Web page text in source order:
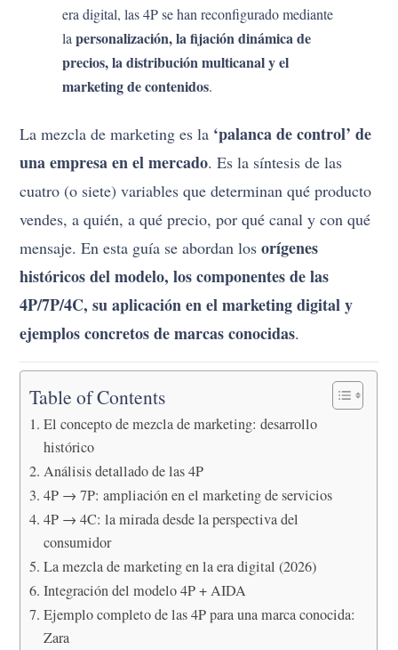
era digital, las 4P se han reconfigurado mediante
lapersonalización, la fijación dinámica de
precios, la distribución multicanal y el
marketing de contenidos.
La mezcla de marketing es la ‘palanca de control’ de
una empresa en el mercado. Es la síntesis de las
cuatro (o siete) variables que determinan qué producto
vendes, a quién, a qué precio, por qué canal y con qué
mensaje. En esta guía se abordan losorígenes
históricos del modelo, los componentes de las
4P/7P/4C, su aplicación en el marketing digital y
ejemplos concretos de marcas conocidas.
Table of Contents
El concepto de mezcla de marketing: desarrollo
histórico
Análisis detallado de las 4P
4P → 7P: ampliación en el marketing de servicios
4P → 4C: la mirada desde la perspectiva del
consumidor
La mezcla de marketing en la era digital (2026)
Integración del modelo 4P + AIDA
Ejemplo completo de las 4P para una marca conocida:
Zara